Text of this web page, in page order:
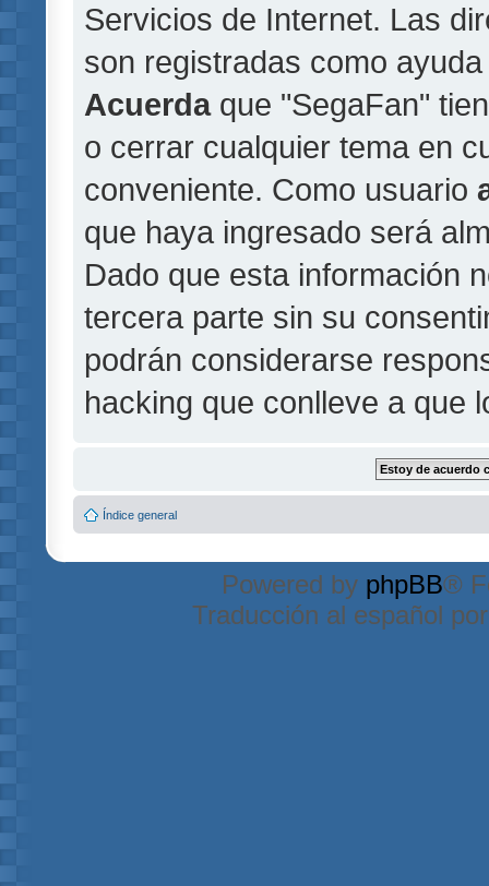
Servicios de Internet. Las
son registradas como
Acuerdaque "SegaFan"
o cerrar cualquier tema en
conveniente. Como usuario
que haya ingresado será
Dado que esta información
tercera parte sin su
podrán considerarse
hacking que conlleve a que
Índice general
Powered by phpBB®
Traducción al español